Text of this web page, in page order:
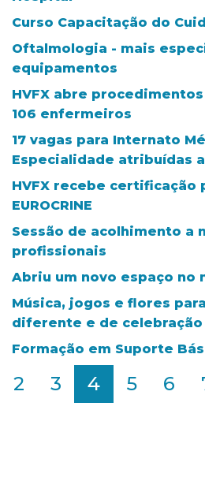
Curso Capacitação do
Oftalmologia - mais
equipamentos
HVFX abre
106 enfermeiros
17 vagas para Internato
Especialidade atribuídas
HVFX recebe certificação
EUROCRINE
Sessão de acolhimento a
profissionais
Abriu um novo espaço no
Música, jogos e flores
diferente e de celebração
Formação em Suporte
2 3 4 5 6